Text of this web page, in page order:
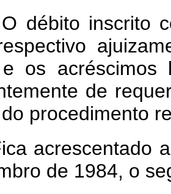
O débito inscrito
e os
de
procedimento
acrescentado
de 1984, o